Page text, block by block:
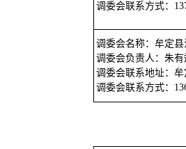
调委会联系方式：
调委会名称：牟定
调委会负责人：朱有
调委会联系地址：
调委会联系方式：